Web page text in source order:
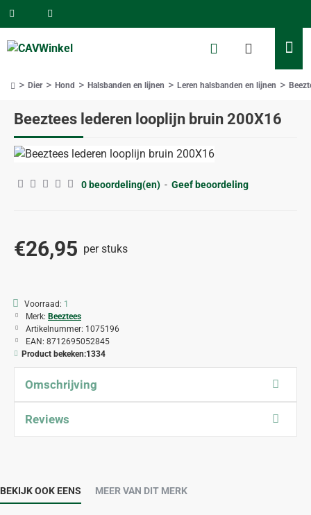
Beeztees lederen looplijn bruin 200X16
Dier Hond Halsbanden en lijnen Leren halsbanden en lijnen
0 beoordeling(en) - Geef beoordeling
€26,95 per stuks
Voorraad: 1
Merk: Beeztees
Artikelnummer: 1075196
EAN: 8712695052845
Product bekeken:1334
Omschrijving
Reviews
BEKIJK OOK EENS MEER VAN DIT MERK